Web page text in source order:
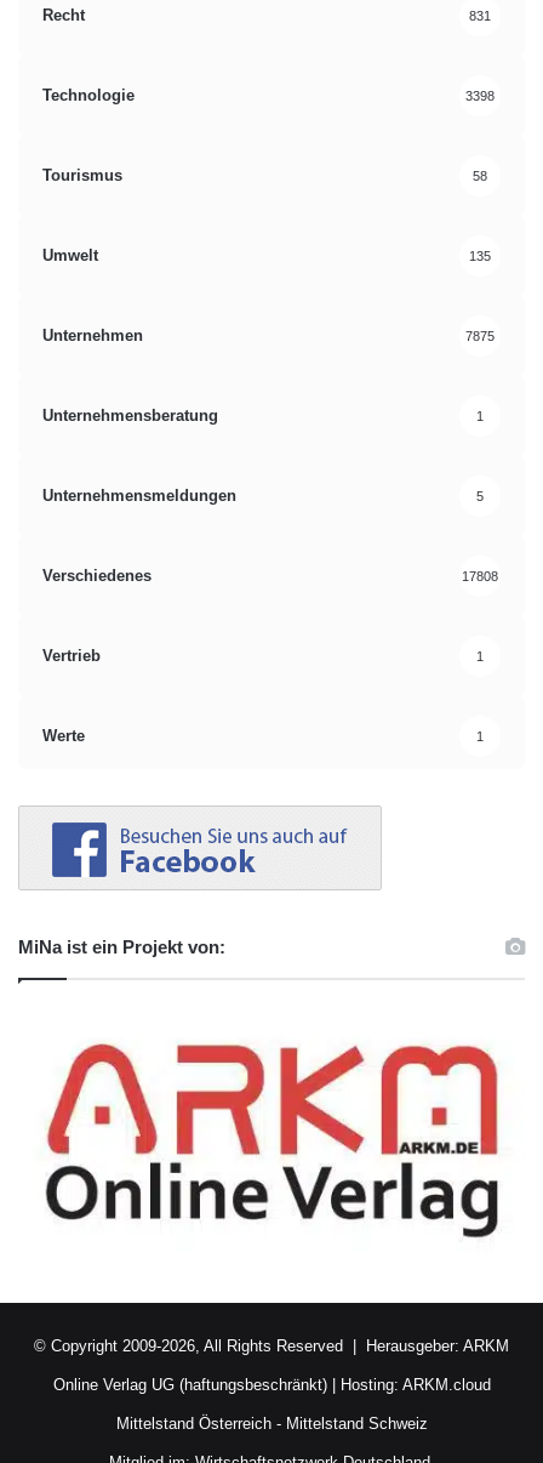
Recht 831
Technologie 3398
Tourismus 58
Umwelt 135
Unternehmen 7875
Unternehmensberatung 1
Unternehmensmeldungen 5
Verschiedenes 17808
Vertrieb 1
Werte 1
MiNa ist ein Projekt von:
© Copyright 2009-2026, All Rights Reserved | Herausgeber: ARKM
Online Verlag UG (haftungsbeschränkt)| Hosting: ARKM.cloud
Mittelstand Österreich- Mittelstand Schweiz